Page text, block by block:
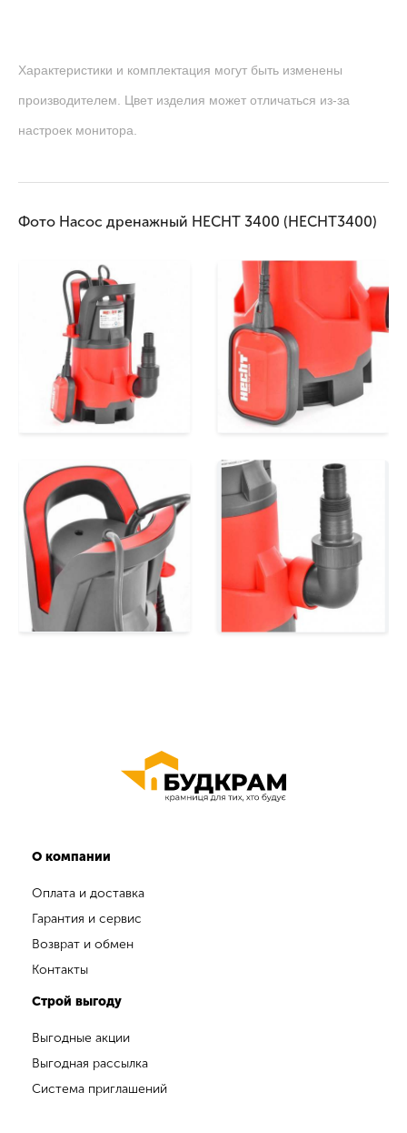
Характеристики и комплектация могут быть изменены
производителем. Цвет изделия может отличаться из-за
настроек монитора.
Фото Насос дренажный HECHT 3400 (HECHT3400)
О компании
Оплата и доставка
Гарантия и сервис
Возврат и обмен
Контакты
Строй выгоду
Выгодные акции
Выгодная рассылка
Система приглашений